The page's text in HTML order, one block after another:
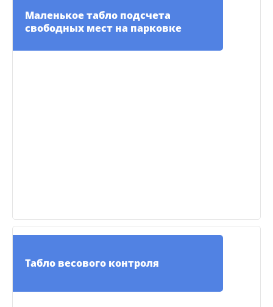
Маленькое табло подсчета
свободных мест на парковке
Табло весового контроля